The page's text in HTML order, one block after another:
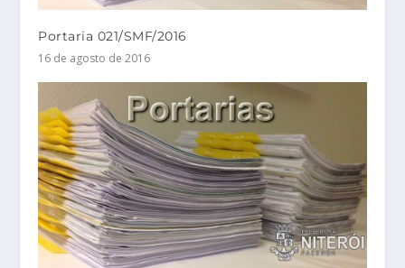
Portaria 021/SMF/2016
16 de agosto de 2016